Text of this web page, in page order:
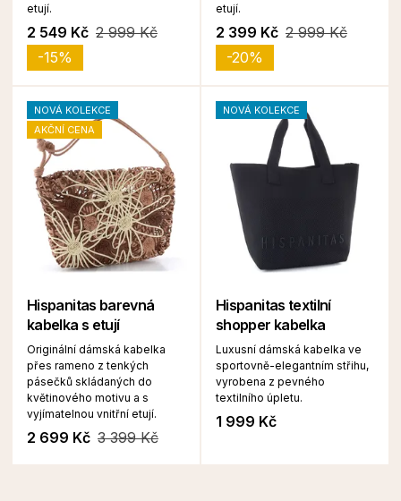
etují.
2 549 Kč 2 999 Kč
-15%
etují.
2 399 Kč 2 999 Kč
-20%
NOVÁ KOLEKCE
AKČNÍ CENA
Hispanitas barevná
kabelka s etují
Originální dámská kabelka
přes rameno z tenkých
pásečků skládaných do
květinového motivu a s
vyjímatelnou vnitřní etují.
2 699 Kč 3 399 Kč
NOVÁ KOLEKCE
Hispanitas textilní
shopper kabelka
Luxusní dámská kabelka ve
sportovně-elegantním střihu,
vyrobena z pevného
textilního úpletu.
1 999 Kč